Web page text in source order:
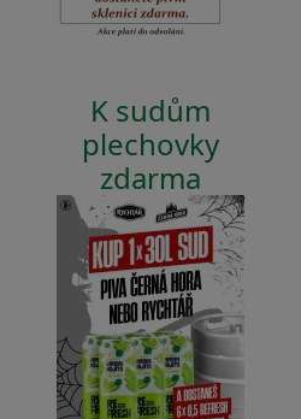
K sudům
plechovky
zdarma